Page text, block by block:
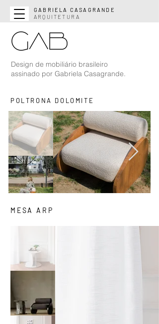
GABRIELA CASAGRANDE
ARQUITETURA
Design de mobiliário brasileiro
assinado por Gabriela Casagrande.
POLTRONA DOLOMITE
MESA ARP